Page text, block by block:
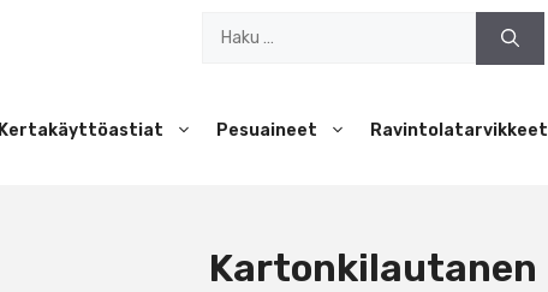
Kertakäyttöastiat Pesuaineet Ravintolatarvikkeet
Kartonkilautanen